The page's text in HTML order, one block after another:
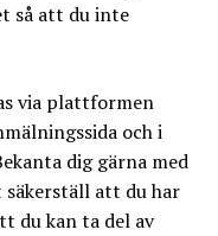
så att du inte
via plattformen
och i
dig gärna med
att du har
du kan ta del av